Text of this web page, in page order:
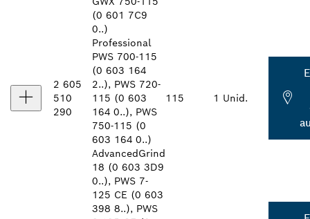
(0 601 7C9
0..)
Professional
2 605
510
290
PWS 700-115
(0 603 164
2..), PWS 720-
115 (0 603
164 0..), PWS
750-115 (0
603 164 0..)
115 1 Unid.
AdvancedGrind
18 (0 603 3D9
0..), PWS 7-
125 CE (0 603
398 8..), PWS